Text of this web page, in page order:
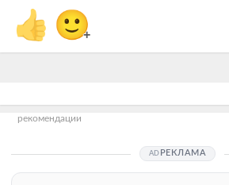
👍 🙂+
рекомендации
РЕКЛАМА